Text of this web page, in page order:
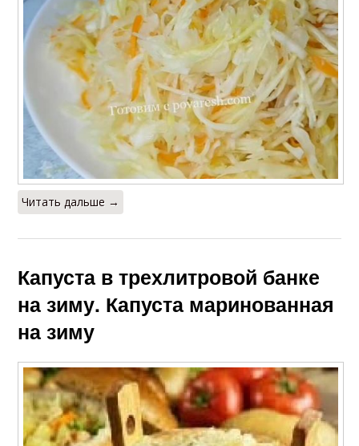
Читать дальше →
Капуста в трехлитровой банке
на зиму. Капуста маринованная
на зиму